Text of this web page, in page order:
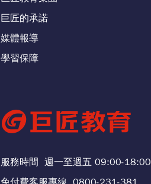
巨匠的承諾
媒體報導
學習保障
服務時間 週一至週五 09:00-18:00